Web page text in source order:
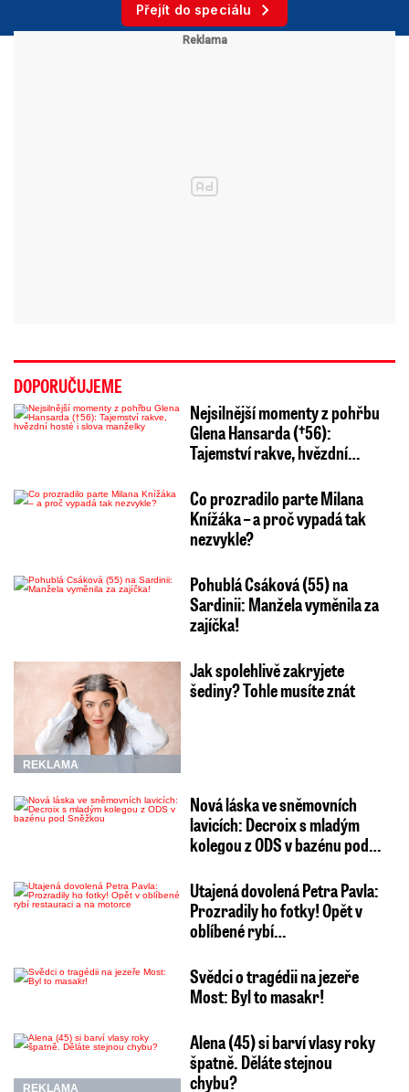
Přejít do speciálu
DOPORUČUJEME
Nejsilnější momenty z pohřbu
Glena Hansarda (†56):
Tajemství rakve, hvězdní…
Co prozradilo parte Milana
Knížáka – a proč vypadá tak
nezvykle?
Pohublá Csáková (55) na
Sardinii: Manžela vyměnila za
zajíčka!
REKLAMA
Jak spolehlivě zakryjete
šediny? Tohle musíte znát
Nová láska ve sněmovních
lavicích: Decroix s mladým
kolegou z ODS v bazénu pod…
Utajená dovolená Petra Pavla:
Prozradily ho fotky! Opět v
oblíbené rybí…
Svědci o tragédii na jezeře
Most: Byl to masakr!
REKLAMA
Alena (45) si barví vlasy roky
špatně. Děláte stejnou
chybu?